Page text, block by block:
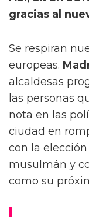
gracias al
Se respiran
europeas.
alcaldesas
las personas
nota en las
ciudad en
con la
musulmán y
como su